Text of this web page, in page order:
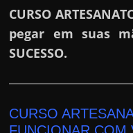
o
?
🤔
CURSO
pegar em suas
SUCESSO.
CURSO